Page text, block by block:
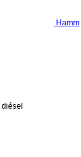
Hamm
diésel